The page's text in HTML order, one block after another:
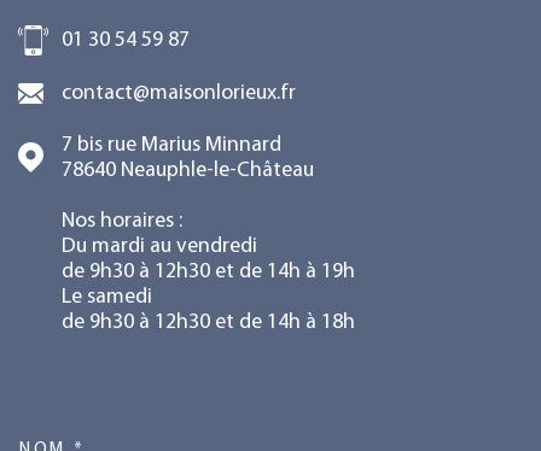
01 30 54 59 87
contact@maisonlorieux.fr
7 bis rue Marius Minnard
78640
Neauphle-le-Château
Nos horaires :
Du mardi au vendredi
de 9h30 à 12h30 et de 14h à 19h
Le samedi
de 9h30 à 12h30 et de 14h à 18h